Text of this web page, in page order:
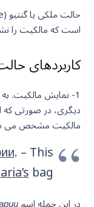
است که مالکیت را
کاربردهای
1- نمایش مالکیت.
دیگری، در صورتی
مالکیت مشخص می
. – This
bag. (این کیف ماریا است.)